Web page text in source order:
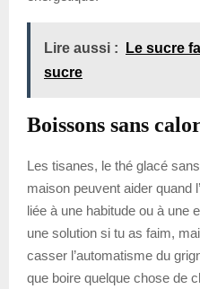
Lire aussi :
Le sucre
sucre
Boissons sans
Les tisanes, le thé glacé
maison peuvent aider quand
liée à une habitude ou à une
une solution si tu as faim,
casser l’automatisme du
que boire quelque chose de